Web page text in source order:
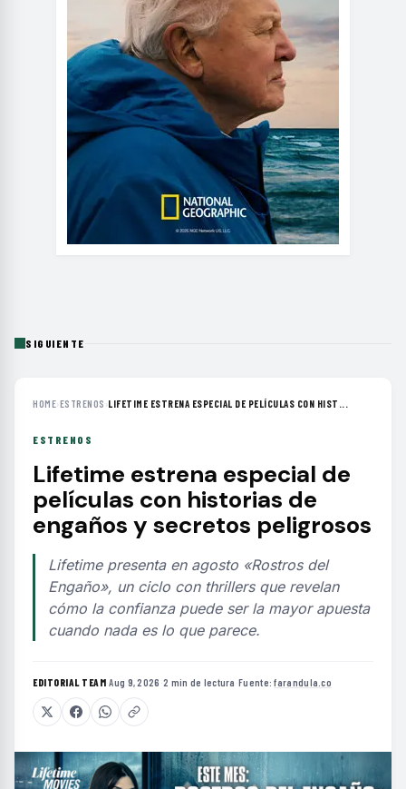
SIGUIENTE
HOME›ESTRENOS ›LIFETIME ESTRENA ESPECIAL DE PELÍCULAS CON HIST...
ESTRENOS
Lifetime estrena especial de
películas con historias de
engaños y secretos peligrosos
Lifetime presenta en agosto «Rostros del
Engaño», un ciclo con thrillers que revelan
cómo la confianza puede ser la mayor apuesta
cuando nada es lo que parece.
EDITORIAL TEAM·Aug 9, 2026 ·2 min de lectura ·Fuente:farandula.co